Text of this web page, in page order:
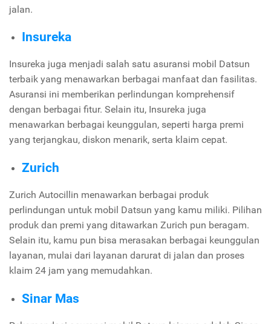
jalan.
Insureka
Insureka juga menjadi salah satu asuransi mobil Datsun
terbaik yang menawarkan berbagai manfaat dan fasilitas.
Asuransi ini memberikan perlindungan komprehensif
dengan berbagai fitur. Selain itu, Insureka juga
menawarkan berbagai keunggulan, seperti harga premi
yang terjangkau, diskon menarik, serta klaim cepat.
Zurich
Zurich Autocillin menawarkan berbagai produk
perlindungan untuk mobil Datsun yang kamu miliki. Pilihan
produk dan premi yang ditawarkan Zurich pun beragam.
Selain itu, kamu pun bisa merasakan berbagai keunggulan
layanan, mulai dari layanan darurat di jalan dan proses
klaim 24 jam yang memudahkan.
Sinar Mas